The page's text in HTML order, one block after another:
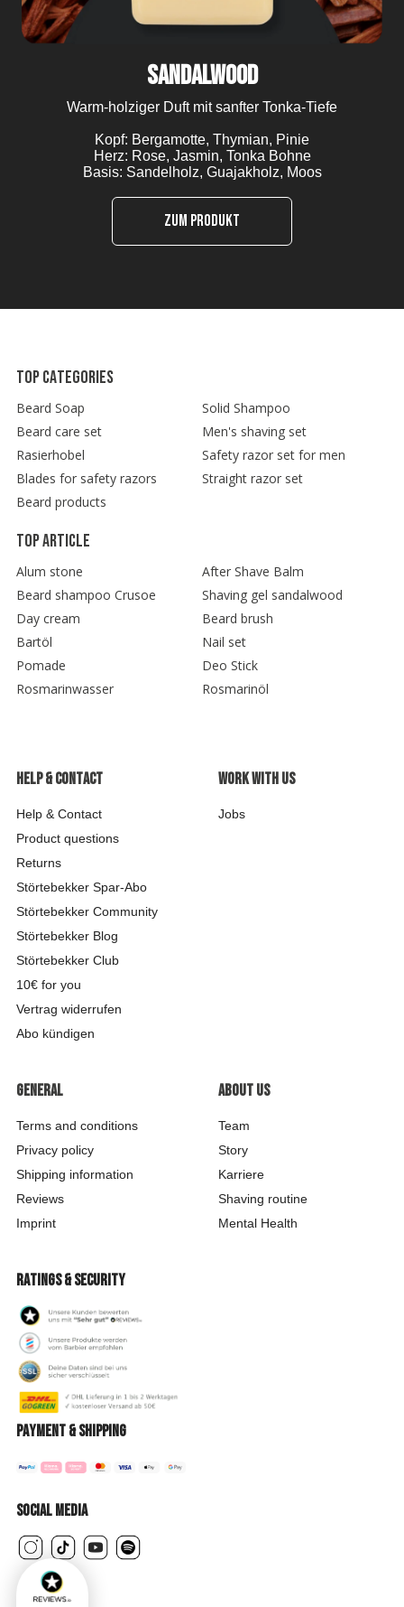
Sandalwood
Warm-holziger Duft mit sanfter Tonka-Tiefe
Kopf: Bergamotte, Thymian, Pinie
Herz: Rose, Jasmin, Tonka Bohne
Basis: Sandelholz, Guajakholz, Moos
Zum Produkt
Top categories
Beard Soap
Solid Shampoo
Beard care set
Men's shaving set
Rasierhobel
Safety razor set for men
Blades for safety razors
Straight razor set
Beard products
Top article
Alum stone
After Shave Balm
Beard shampoo Crusoe
Shaving gel sandalwood
Day cream
Beard brush
Bartöl
Nail set
Pomade
Deo Stick
Rosmarinwasser
Rosmarinöl
Help & contact
Help & Contact
Product questions
Returns
Störtebekker Spar-Abo
Störtebekker Community
Störtebekker Blog
Störtebekker Club
10€ for you
Vertrag widerrufen
Abo kündigen
Work with us
Jobs
General
Terms and conditions
Privacy policy
Shipping information
Reviews
Imprint
About us
Team
Story
Karriere
Shaving routine
Mental Health
Ratings & security
Payment & shipping
Social Media